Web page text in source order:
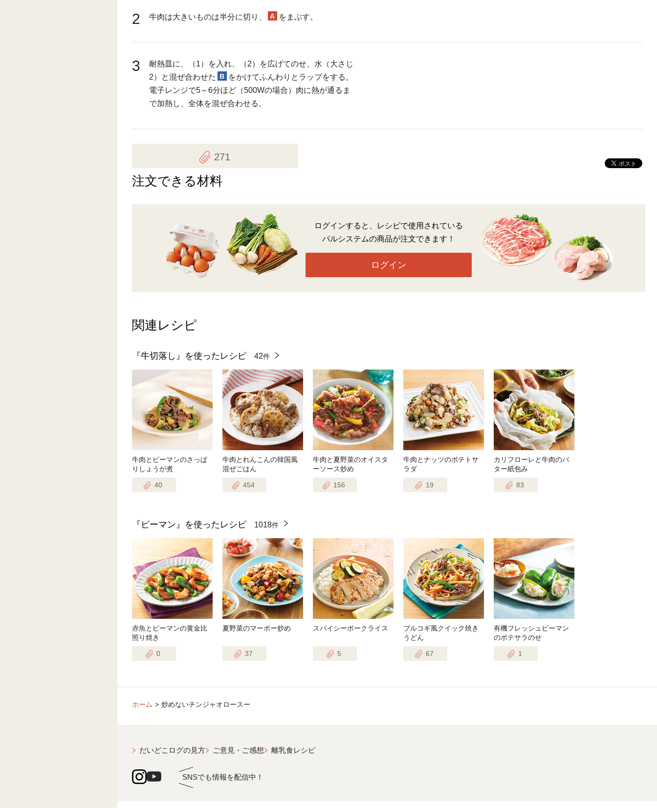
2 牛肉は大きいものは半分に切り、 A をまぶす。
3
耐熱皿に、（1）を入れ、（2）を広げてのせ、水（大さじ
2）と混ぜ合わせた
B
をかけてふんわりとラップをする。
電子レンジで5～6分ほど（500Wの場合）肉に熱が通るま
で加熱し、全体を混ぜ合わせる。
271
注文できる材料
ログインすると、レシピで使用されている
パルシステムの商品が注文できます！
ログイン
関連レシピ
『牛切落し』を使ったレシピ 42件
牛肉とピーマンのさっぱ
りしょうが煮
40
牛肉とれんこんの韓国風
混ぜごはん
454
牛肉と夏野菜のオイスタ
ーソース炒め
156
牛肉とナッツのポテトサ
ラダ
19
カリフローレと牛肉のバ
ター紙包み
83
『ピーマン』を使ったレシピ 1018件
赤魚とピーマンの黄金比
照り焼き
0
夏野菜のマーボー炒め
37
スパイシーポークライス
5
プルコギ風クイック焼き
うどん
67
有機フレッシュピーマン
のポテサラのせ
1
ホーム 炒めないチンジャオロースー
だいどこログの見方 ご意見・ご感想 離乳食レシピ
SNSでも情報を配信中！